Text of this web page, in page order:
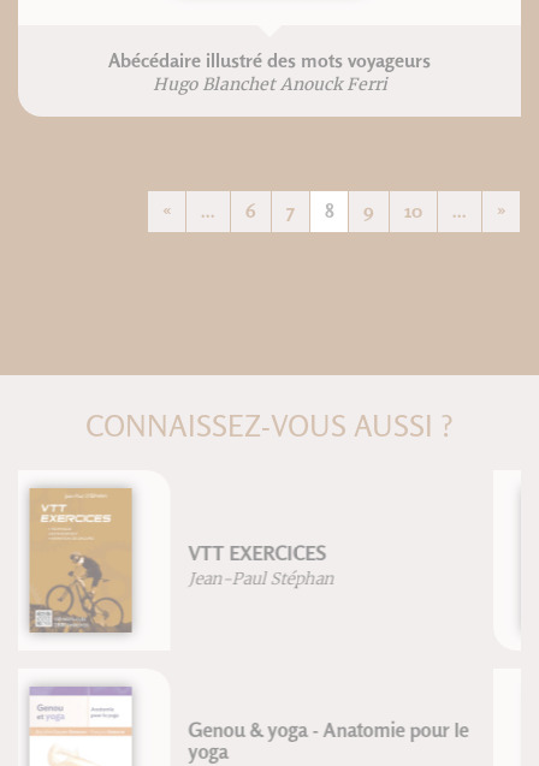
Abécédaire illustré des mots voyageurs
Hugo Blanchet Anouck Ferri
« ... 6 7 8 9 10 ... »
CONNAISSEZ-VOUS AUSSI ?
Grand atlas d'anatomie humaine
Vigué-Martin
Manuel d'herboristerie et de
pharmacopée chinoise